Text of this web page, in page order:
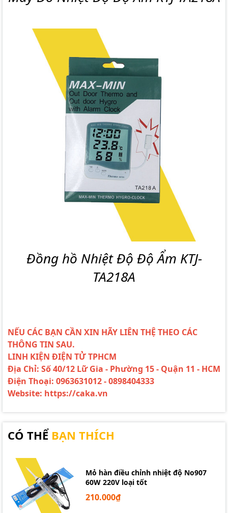
Đồng hồ Nhiệt Độ Độ Ẩm KTJ-
TA218A
NẾU CÁC BẠN CẦN XIN HÃY LIÊN THỆ THEO CÁC
THÔNG TIN SAU.
LINH KIỆN ĐIỆN TỬ TPHCM
Địa Chỉ: Số 40/12 Lữ Gia - Phường 15 - Quận 11 - HCM
Điện Thoại: 0963631012 - 0898404333
Website: https://caka.vn
CÓ THỂ BẠN THÍCH
Mỏ hàn điều chỉnh nhiệt độ No907
60W 220V loại tốt
210.000₫